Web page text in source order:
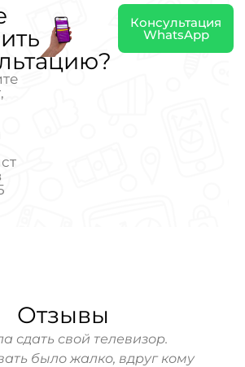
Консультация
WhatsApp
Отзывы
сдать свой телевизор.
было жалко, вдруг кому